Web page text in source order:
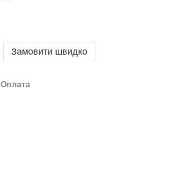
Замовити швидко
Оплата